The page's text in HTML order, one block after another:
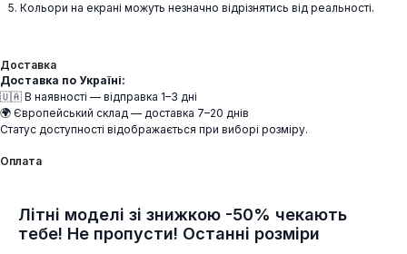
Кольори на екрані можуть незначно відрізнятись від реальності.
Доставка
Доставка по Україні:
🇺🇦 В наявності — відправка 1–3 дні
🌍 Європейський склад — доставка 7–20 днів
Статус доступності відображається при виборі розміру.
Оплата
Літні моделі зі знижкою -50% чекають
тебе! Не пропусти! Останні розміри